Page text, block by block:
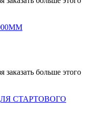
заказать больше этого
СТАРТОВОГО